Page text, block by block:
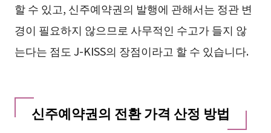
할 수 있고, 신주예약권의 발행에 관해서는 정관 변
경이 필요하지 않으므로 사무적인 수고가 들지 않
는다는 점도 J-KISS의 장점이라고 할 수 있습니다.
신주예약권의 전환 가격 산정 방법